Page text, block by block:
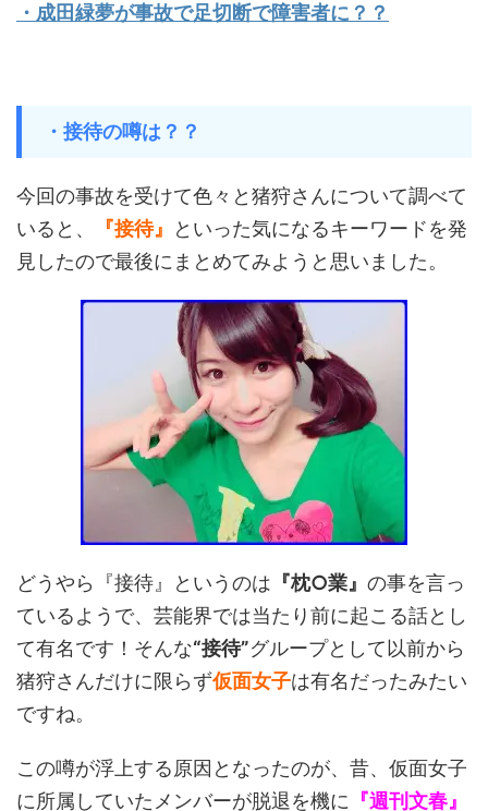
・成田緑夢が事故で足切断で障害者に？？
・接待の噂は？？
今回の事故を受けて色々と猪狩さんについて調べて
いると、
『接待』
といった気になるキーワードを発
見したので最後にまとめてみようと思いました。
どうやら『接待』というのは 『枕○業』 の事を言っ
ているようで、芸能界では当たり前に起こる話とし
て有名です！そんな“接待”グループとして以前から
猪狩さんだけに限らず仮面女子は有名だったみたい
ですね。
この噂が浮上する原因となったのが、昔、仮面女子
に所属していたメンバーが脱退を機に 『週刊文春』